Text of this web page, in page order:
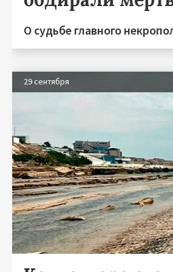
О судьбе главного
29 сентября